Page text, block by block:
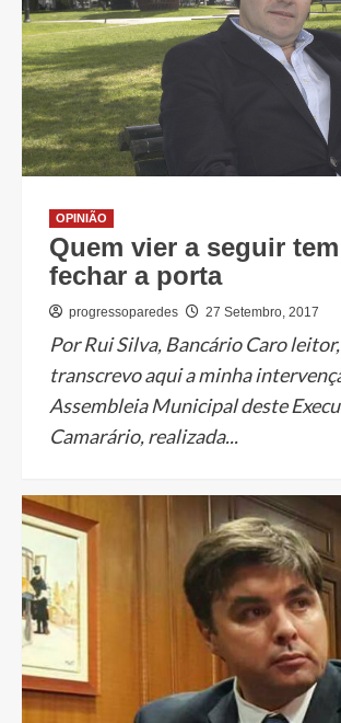
OPINIÃO
Quem vier a seguir
fechar a porta
progressoparedes 27 Setembro, 2017
Por Rui Silva, Bancário Caro
transcrevo aqui a minha
Assembleia Municipal deste
Camarário, realizada...